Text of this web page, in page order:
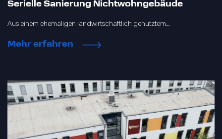
Serielle Sanierung Nichtwohngebäude
Aus einem ehemaligen landwirtschaftlich genutztem…
Mehr erfahren